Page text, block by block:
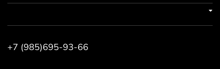
+7 (985)695-93-66